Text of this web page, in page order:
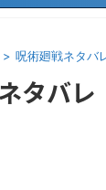
> 呪術廻戦ネタバ
タバレ